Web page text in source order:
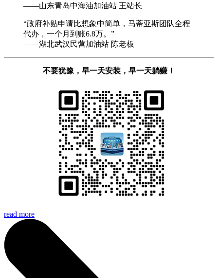
——山东青岛中海油加油站 王站长
“政府补贴申请比想象中简单，马蒂亚斯团队全程
代办，一个月到账6.8万。”
——湖北武汉民营加油站 陈老板
不要犹豫，早一天安装，早一天躺赚！
read more